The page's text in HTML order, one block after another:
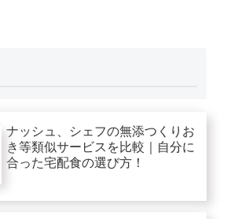
ナッシュ、シェフの無添つくりお
き等類似サービスを比較｜自分に
合った宅配食の選び方！